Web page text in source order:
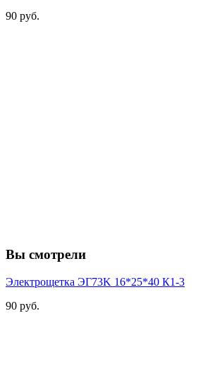
90 руб.
Вы смотрели
Электрощетка ЭГ73K 16*25*40 К1-3
90 руб.